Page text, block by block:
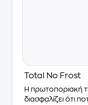
Total No Frost
Η πρωτοποριακή
διασφαλίζει ότι